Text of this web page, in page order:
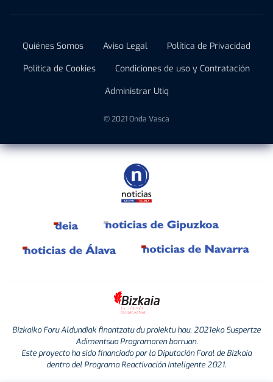
Quiénes Somos Aviso Legal
Política de Privacidad
Política de Cookies
Condiciones de uso y Contratación
Administrar Utiq
© 2021 Onda Vasca
Bizkaiko Foru Aldundiak finantzatu du proiektu hau, 2021eko Suspertze
Adimentsua Programaren barruan.
Este proyecto ha sido financiado por la Diputación Foral de Bizkaia
dentro del Programa Reactivación Inteligente 2021.